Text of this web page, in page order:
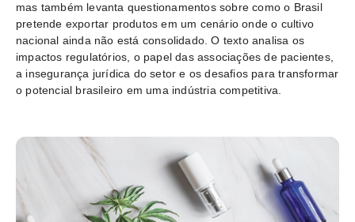
mas também levanta questionamentos sobre como o Brasil
pretende exportar produtos em um cenário onde o cultivo
nacional ainda não está consolidado. O texto analisa os
impactos regulatórios, o papel das associações de pacientes,
a insegurança jurídica do setor e os desafios para transformar
o potencial brasileiro em uma indústria competitiva.